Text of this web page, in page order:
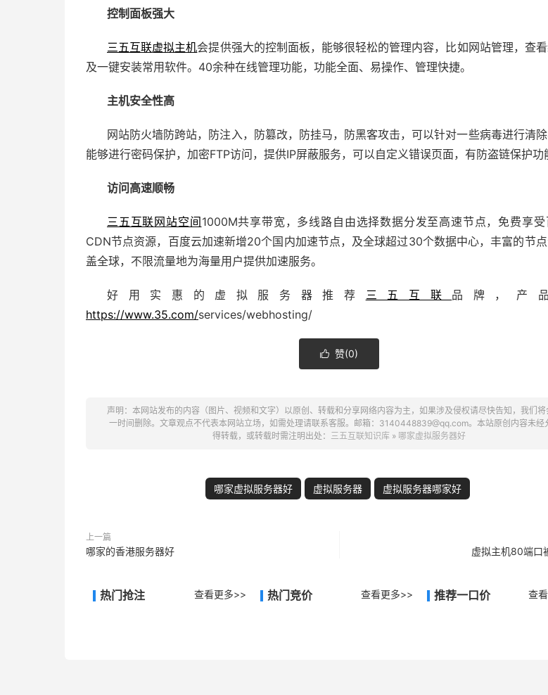
控制面板强大
三五互联虚拟主机会提供强大的控制面板，能够很轻松的管理内容，比如网站管理，查
及一键安装常用软件。40余种在线管理功能，功能全面、易操作、管理快捷。
主机安全性高
网站防火墙防跨站，防注入，防篡改，防挂马，防黑客攻击，可以针对一些病毒进行清除
能够进行密码保护，加密FTP访问，提供IP屏蔽服务，可以自定义错误页面，有防盗链保护功
访问高速顺畅
三五互联网站空间 1000M共享带宽，多线路自由选择数据分发至高速节点，免费享受
CDN节点资源，百度云加速新增20个国内加速节点，及全球超过30个数据中心，丰富的节
盖全球，不限流量地为海量用户提供加速服务。
好用实惠的虚拟服务器推荐 三五互联 品牌，产
https://www.35.com/services/webhosting/
 赞(0)
声明：本网站发布的内容（图片、视频和文字）以原创、转载和分享网络内容为主，如果涉及侵权请尽快告知，我们将
一时间删除。文章观点不代表本网站立场，如需处理请联系客服。邮箱：3140448839@qq.com。本站原创内容未经
得转载，或转载时需注明出处： 三五互联知识库 » 哪家虚拟服务器好
哪家虚拟服务器好 虚拟服务器 虚拟服务器哪家好
上一篇
哪家的香港服务器好 虚拟主机80端口
热门抢注 查看更多>> 热门竞价 查看更多>> 推荐一口价 查